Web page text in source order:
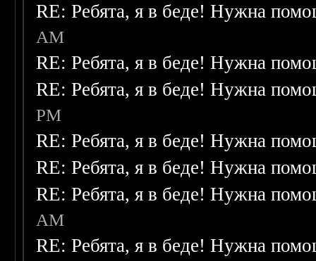
RE: Ребята, я в беде! Нужна
AM
RE: Ребята, я в беде! Нужна
RE: Ребята, я в беде! Нужна
PM
RE: Ребята, я в беде! Нужна
RE: Ребята, я в беде! Нужна
RE: Ребята, я в беде! Нужна
AM
RE: Ребята, я в беде! Нужна